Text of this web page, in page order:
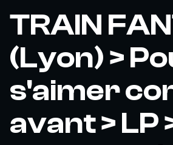
TRAIN
(Lyon) >
s'aimer
avant > LP